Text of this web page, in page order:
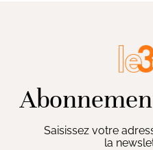
Saisissez votre
la